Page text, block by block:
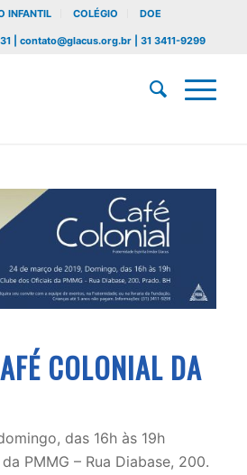
INFANTIL COLÉGIO DOE
| contato@glacus.org.br | 31 3411-9299
COLONIAL DA
das 16h às 19h
PMMG – Rua Diabase, 200.